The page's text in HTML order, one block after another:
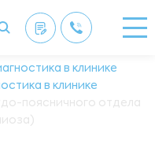
в клинике
в клинике
поясничного отдела